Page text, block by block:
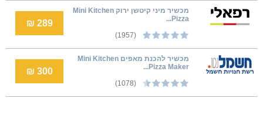
מכשיר מיני קיטשן ירוק Mini Kitchen
Pizza...
(1957)
289 ₪
‏מכשיר להכנת מאפים Mini Kitchen
Pizza Maker...
(1078)
300 ₪